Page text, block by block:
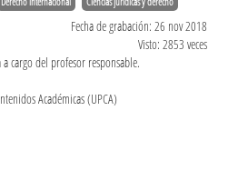
Fecha de grabación: 26 nov 2018
Visto: 2853 veces
cargo del profesor responsable.
Académicas (UPCA)